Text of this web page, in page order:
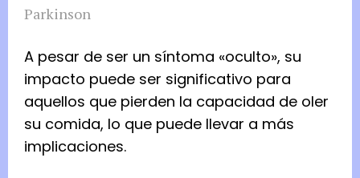
Parkinson
A pesar de ser un síntoma «oculto», su
impacto puede ser significativo para
aquellos que pierden la capacidad de oler
su comida, lo que puede llevar a más
implicaciones.